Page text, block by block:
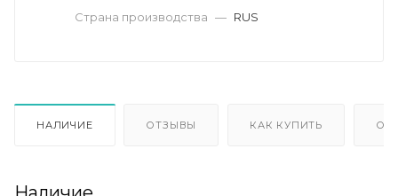
Страна производства — RUS
НАЛИЧИЕ ОТЗЫВЫ КАК КУПИТЬ